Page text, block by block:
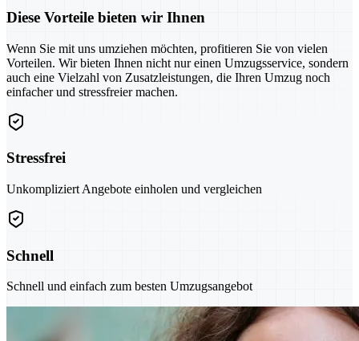
Diese Vorteile bieten wir Ihnen
Wenn Sie mit uns umziehen möchten, profitieren Sie von vielen
Vorteilen. Wir bieten Ihnen nicht nur einen Umzugsservice, sondern
auch eine Vielzahl von Zusatzleistungen, die Ihren Umzug noch
einfacher und stressfreier machen.
Stressfrei
Unkompliziert Angebote einholen und vergleichen
Schnell
Schnell und einfach zum besten Umzugsangebot